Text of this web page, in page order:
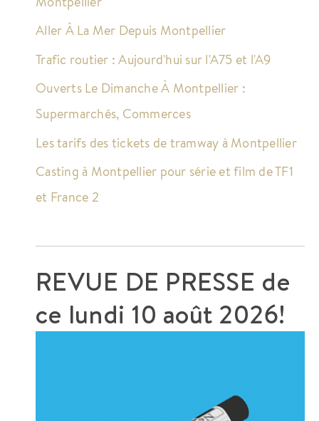
Aller À La Mer Depuis Montpellier
Trafic routier : Aujourd'hui sur l'A75 et l'A9
Ouverts Le Dimanche À Montpellier :
Supermarchés, Commerces
Les tarifs des tickets de tramway à Montpellier
Casting à Montpellier pour série et film de TF1
et France 2
REVUE DE PRESSE de
ce lundi 10 août 2026!